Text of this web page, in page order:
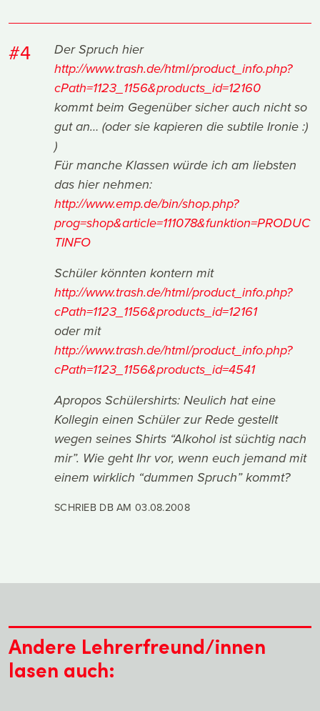
#4
Der Spruch hier
http://www.trash.de/html/product_info.php?
cPath=1123_1156&products_id=12160
kommt beim Gegenüber sicher auch nicht so
gut an… (oder sie kapieren die subtile Ironie :)
)
Für manche Klassen würde ich am liebsten
das hier nehmen:
http://www.emp.de/bin/shop.php?
prog=shop&article=111078&funktion=PRODUC
TINFO
Schüler könnten kontern mit
http://www.trash.de/html/product_info.php?
cPath=1123_1156&products_id=12161
oder mit
http://www.trash.de/html/product_info.php?
cPath=1123_1156&products_id=4541
Apropos Schülershirts: Neulich hat eine
Kollegin einen Schüler zur Rede gestellt
wegen seines Shirts “Alkohol ist süchtig nach
mir”. Wie geht Ihr vor, wenn euch jemand mit
einem wirklich “dummen Spruch” kommt?
SCHRIEB DB AM03.08.2008
Andere Lehrerfreund/innen
lasen auch: